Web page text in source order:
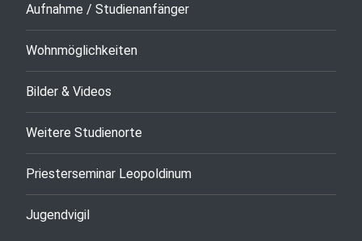
Aufnahme / Studienanfänger
Wohnmöglichkeiten
Bilder & Videos
Weitere Studienorte
Priesterseminar Leopoldinum
Jugendvigil